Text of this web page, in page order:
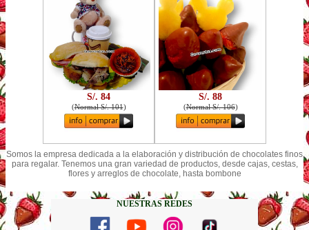
S/. 84
(Normal S/. 101)
S/. 88
(Normal S/. 106)
Somos la empresa dedicada a la elaboración y distribución de chocolates finos
para regalar. Tenemos una gran variedad de productos, desde cajas, cestas,
flores y arreglos de chocolate, hasta bombone
NUESTRAS REDES